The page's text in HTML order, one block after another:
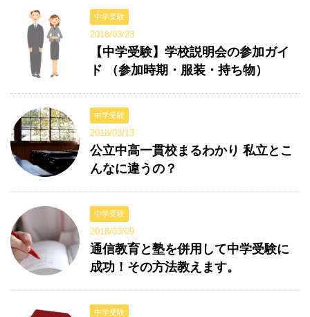
中学受験
2018/03/23
【中学受験】学校説明会の参加ガイ
ド （参加時期・服装・持ち物）
中学受験
2018/03/13
公立中高一貫校まるわかり 私立とこ
んなに違うの？
中学受験
2018/03/09
通信教育と塾を併用して中学受験に
成功！その方法教えます。
中学受験